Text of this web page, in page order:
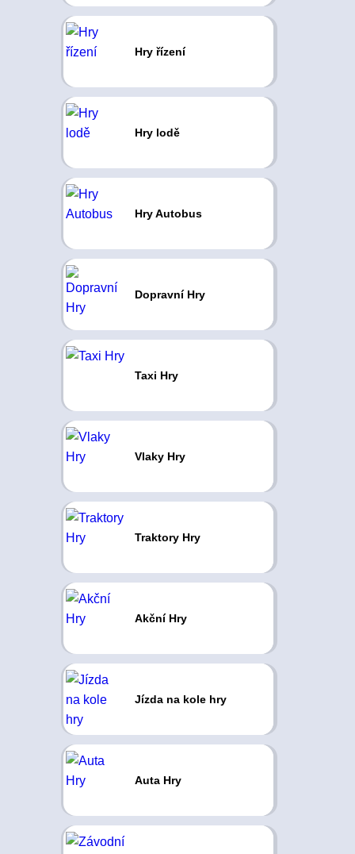
Hry řízení
Hry lodě
Hry Autobus
Dopravní Hry
Taxi Hry
Vlaky Hry
Traktory Hry
Akční Hry
Jízda na kole hry
Auta Hry